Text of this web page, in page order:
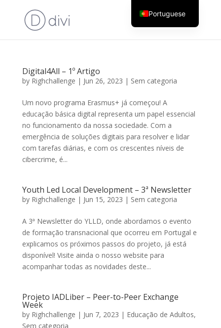
Digital4All – 1º Artigo
by Righchallenge | Jun 26, 2023 | Sem categoria
Um novo programa Erasmus+ já começou! A
educação básica digital representa um papel essencial
no funcionamento da nossa sociedade. Com a
emergência de soluções digitais para resolver e lidar
com tarefas diárias, e com os crescentes níveis de
cibercrime, é...
Youth Led Local Development – 3ª Newsletter
by Righchallenge | Jun 15, 2023 | Sem categoria
A 3ª Newsletter do YLLD, onde abordamos o evento
de formação transnacional que ocorreu em Portugal e
explicamos os próximos passos do projeto, já está
disponível! Visite ainda o nosso website para
acompanhar todas as novidades deste...
Projeto IADLiber – Peer-to-Peer Exchange
Week
by Righchallenge | Jun 7, 2023 | Educação de Adultos,
Sem categoria
Portuguese
English